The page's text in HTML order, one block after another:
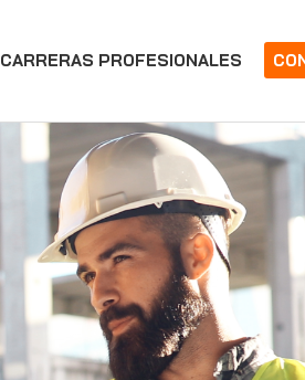
CARRERAS PROFESIONALES